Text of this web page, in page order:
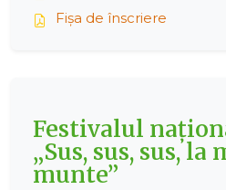
Fișa de înscriere
Festivalul
„Sus, sus, sus, la
munte”